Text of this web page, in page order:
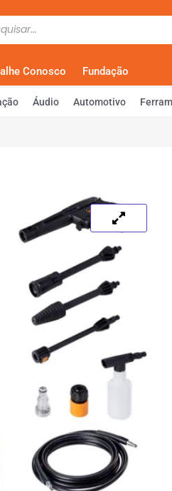
Conosco Fundação
Áudio Automotivo